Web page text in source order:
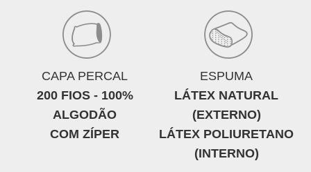
CAPA PERCAL
200 FIOS - 100%
ALGODÃO
COM ZÍPER
ESPUMA
LÁTEX NATURAL
(EXTERNO)
LÁTEX POLIURETANO
(INTERNO)